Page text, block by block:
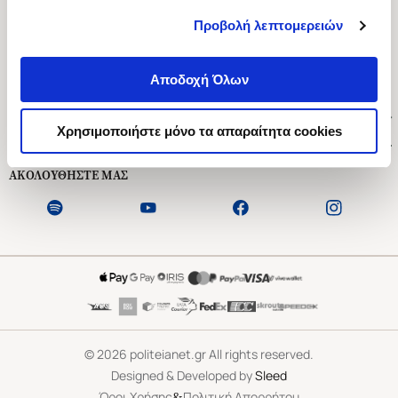
Προβολή λεπτομερειών
Αποδοχή Όλων
Χρησιμοποιήστε μόνο τα απαραίτητα cookies
Ασκληπιού 1-3, Αθήνα 106 79
Δευτέρα - Παρασκευή 09:00-21:00
Εξυπηρέτηση Πελατών
ΑΚΟΛΟΥΘΗΣΤΕ ΜΑΣ
©2026 politeianet.gr All rights reserved.
Designed & Developed bySleed